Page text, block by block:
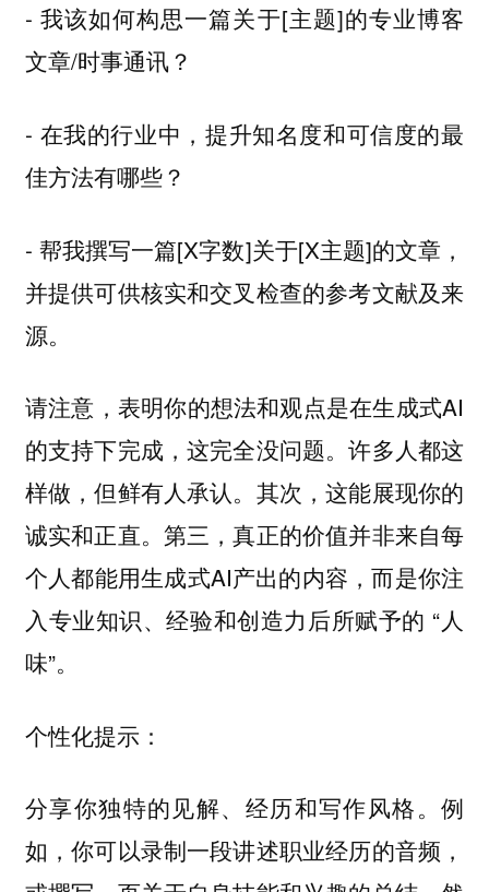
- 我该如何构思一篇关于[主题]的专业博客
文章/时事通讯？
- 在我的行业中，提升知名度和可信度的最
佳方法有哪些？
- 帮我撰写一篇[X字数]关于[X主题]的文章，
并提供可供核实和交叉检查的参考文献及来
源。
请注意，表明你的想法和观点是在生成式AI
的支持下完成，这完全没问题。许多人都这
样做，但鲜有人承认。其次，这能展现你的
诚实和正直。第三，真正的价值并非来自每
个人都能用生成式AI产出的内容，而是你注
入专业知识、经验和创造力后所赋予的 “人
味”。
个性化提示：
分享你独特的见解、经历和写作风格。例
如，你可以录制一段讲述职业经历的音频，